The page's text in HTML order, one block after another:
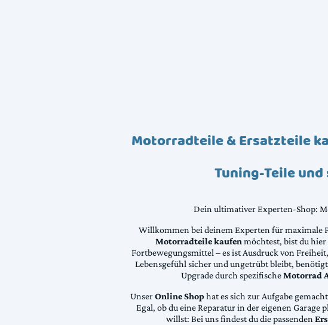
Motorradteile & Ersatzteile
Tuning-Teile
Dein ultimativer Experten-Shop:
Willkommen bei deinem Experten für maximale
Motorradteile kaufenmöchtest, bist du
Fortbewegungsmittel – es ist Ausdruck von
Lebensgefühl sicher und ungetrübt bleibt,
Upgrade durch spezifischeMotorrad
UnserOnline Shophat es sich zur Aufgabe
Egal, ob du eine Reparatur in der eigenen
willst: Bei uns findest du die passenden